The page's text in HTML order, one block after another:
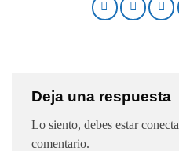
Deja una respuesta
Lo siento, debes estar
comentario.